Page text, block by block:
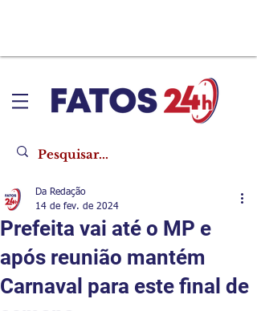
Prefeita vai até o MP e
após reunião mantém
Carnaval para este final de
Da Redação
14 de fev. de 2024